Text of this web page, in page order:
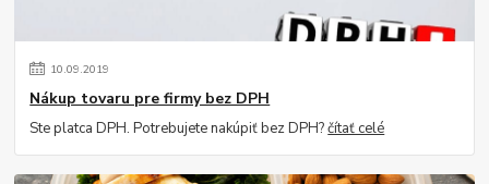
10.09.2019
Nákup tovaru pre firmy bez DPH
Ste platca DPH. Potrebujete nakúpiť bez DPH?čítať celé